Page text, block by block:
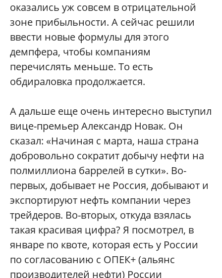
оказались уж совсем в отрицательной
зоне прибыльности. А сейчас решили
ввести новые формулы для этого
демпфера, чтобы компаниям
перечислять меньше. То есть
обдираловка продолжается.
А дальше еще очень интересно выступил
вице-премьер Александр Новак. Он
сказал: «Начиная с марта, наша страна
добровольно сократит добычу нефти на
полмиллиона баррелей в сутки». Во-
первых, добывает не Россия, добывают и
экспортируют нефть компании через
трейдеров. Во-вторых, откуда взялась
такая красивая цифра? Я посмотрел, в
январе по квоте, которая есть у России
по согласованию с ОПЕК+ (альянс
производителей нефти) России